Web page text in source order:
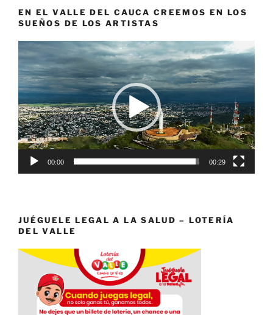
EN EL VALLE DEL CAUCA CREEMOS EN LOS
SUEÑOS DE LOS ARTISTAS
Reproductor
de
vídeo
00:00 00:29
JUÉGUELE LEGAL A LA SALUD – LOTERÍA
DEL VALLE